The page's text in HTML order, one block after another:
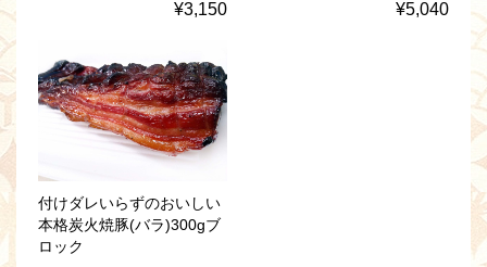
¥3,150 ¥5,040
付けダレいらずのおいしい
本格炭火焼豚(バラ)300gブ
ロック